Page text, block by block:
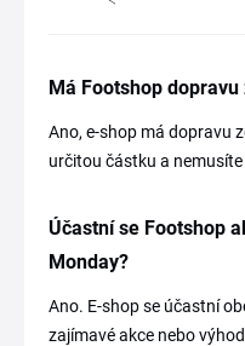
Má Footshop dopravu
Ano, e-shop má dopravu
určitou částku a
Účastní se Footshop
Monday?
Ano. E-shop se účastní
zajímavé akce nebo